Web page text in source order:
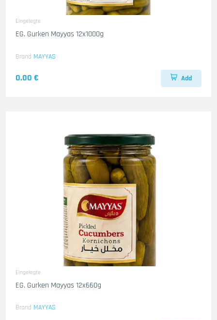
Eingelegte
EG. Gurken Mayyas 12x1000g
Brand MAYYAS
0.00 € Add
Eingelegte
EG. Gurken Mayyas 12x660g
Brand MAYYAS